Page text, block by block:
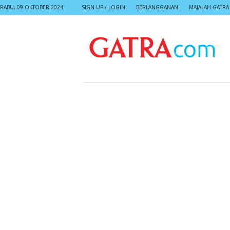
RABU, 09 OKTOBER 2024 SIGN UP / LOGIN BERLANGGANAN MAJALAH GATRA